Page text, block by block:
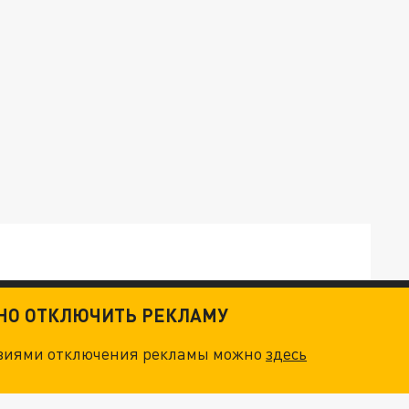
КАК УНИЧТОЖИТЬ STARLINK
ОТКЛЮЧИТЬ РЕКЛАМУ
отключения рекламы можноздесь